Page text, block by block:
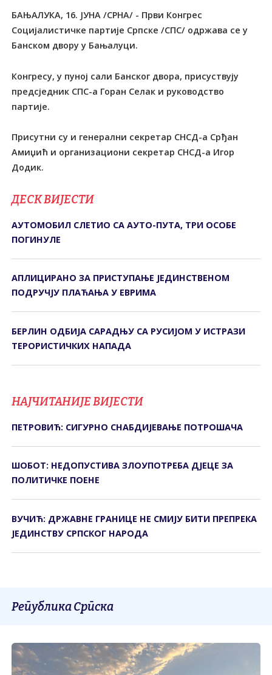
БАЊАЛУКА, 16. ЈУНА /СРНА/ - Први Конгрес
Социјалистичке партије Српске /СПС/ одржава се у
Банском двору у Бањалуци.
Конгресу, у пуној сали Банског двора, присуствују
предсједник СПС-а Горан Селак и руководство
партије.
Присутни су и генерални секретар СНСД-а Срђан
Амиџић и организациони секретар СНСД-а Игор
Додик.
ДЕСК ВИЈЕСТИ
АУТОМОБИЛ СЛЕТИО СА АУТО-ПУТА, ТРИ ОСОБЕ
ПОГИНУЛЕ
АПЛИЦИРАНО ЗА ПРИСТУПАЊЕ ЈЕДИНСТВЕНОМ
ПОДРУЧЈУ ПЛАЋАЊА У ЕВРИМА
БЕРЛИН ОДБИЈА САРАДЊУ СА РУСИЈОМ У ИСТРАЗИ
ТЕРОРИСТИЧКИХ НАПАДА
НАЈЧИТАНИЈЕ ВИЈЕСТИ
ПЕТРОВИЋ: СИГУРНО СНАБДИЈЕВАЊЕ ПОТРОШАЧА
ШОБОТ: НЕДОПУСТИВА ЗЛОУПОТРЕБА ДЈЕЦЕ ЗА
ПОЛИТИЧКЕ ПОЕНЕ
ВУЧИЋ: ДРЖАВНЕ ГРАНИЦЕ НЕ СМИЈУ БИТИ ПРЕПРЕКА
ЈЕДИНСТВУ СРПСКОГ НАРОДА
Република Српска